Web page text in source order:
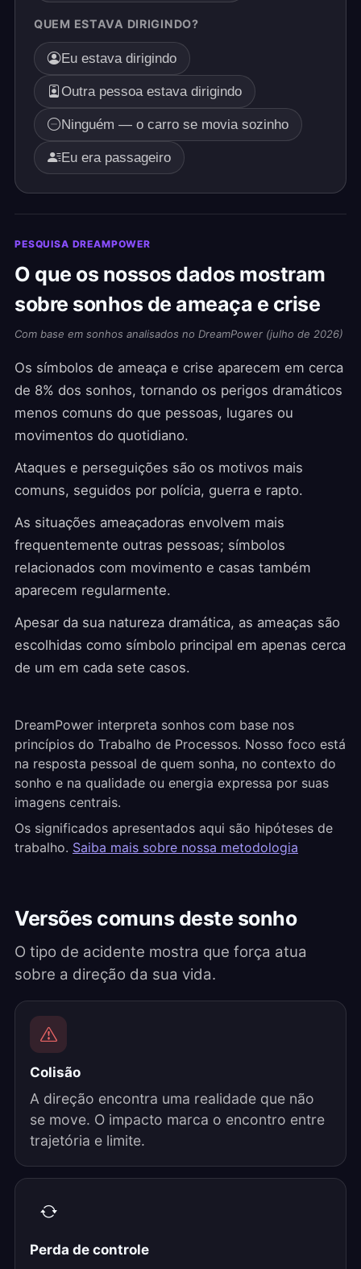
QUEM ESTAVA DIRIGINDO?
Eu estava dirigindo
Outra pessoa estava dirigindo
Ninguém — o carro se movia sozinho
Eu era passageiro
PESQUISA DREAMPOWER
O que os nossos dados mostram
sobre sonhos de ameaça e crise
Com base em sonhos analisados no DreamPower (julho de 2026)
Os símbolos de ameaça e crise aparecem em cerca
de 8% dos sonhos, tornando os perigos dramáticos
menos comuns do que pessoas, lugares ou
movimentos do quotidiano.
Ataques e perseguições são os motivos mais
comuns, seguidos por polícia, guerra e rapto.
As situações ameaçadoras envolvem mais
frequentemente outras pessoas; símbolos
relacionados com movimento e casas também
aparecem regularmente.
Apesar da sua natureza dramática, as ameaças são
escolhidas como símbolo principal em apenas cerca
de um em cada sete casos.
DreamPower interpreta sonhos com base nos
princípios do Trabalho de Processos. Nosso foco está
na resposta pessoal de quem sonha, no contexto do
sonho e na qualidade ou energia expressa por suas
imagens centrais.
Os significados apresentados aqui são hipóteses de
trabalho. Saiba mais sobre nossa metodologia
Versões comuns deste sonho
O tipo de acidente mostra que força atua
sobre a direção da sua vida.
Colisão
A direção encontra uma realidade que não
se move. O impacto marca o encontro entre
trajetória e limite.
Perda de controle